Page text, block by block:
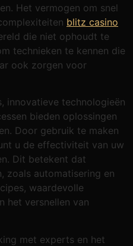
Het vermogen om snel
blitz casino
die niet ophoudt te
technieken te kennen die
ook zorgen voor
innovatieve technologieën
bieden oplossingen
Door gebruik te maken
u de effectiviteit van uw
Dit betekent dat
zoals automatisering en
waardevolle
het versnellen van
met experts en het